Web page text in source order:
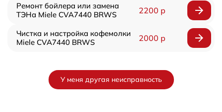
Ремонт бойлера или замена
ТЭНа Miele CVA7440 BRWS
2200 р
Чистка и настройка кофемолки
Miele CVA7440 BRWS
2000 р
У меня другая неисправность